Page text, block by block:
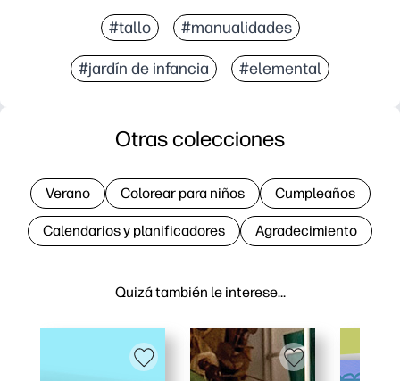
#tallo #manualidades
#jardín de infancia #elemental
Quizá también le interese…
Otras colecciones
Verano Colorear para niños Cumpleaños
Calendarios y planificadores Agradecimiento